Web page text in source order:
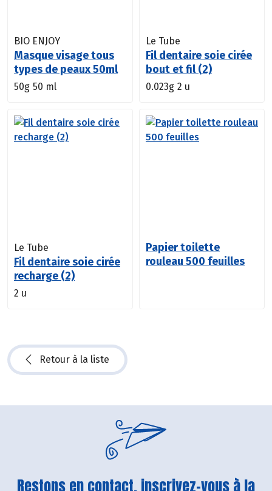
BIO ENJOY
Masque visage tous
types de peaux 50ml
50g 50 ml
Le Tube
Fil dentaire soie cirée
bout et fil (2)
0.023g 2 u
Le Tube
Fil dentaire soie cirée
recharge (2)
2 u
Papier toilette
rouleau 500 feuilles
Retour à la liste
Restons en contact, inscrivez-vous à la